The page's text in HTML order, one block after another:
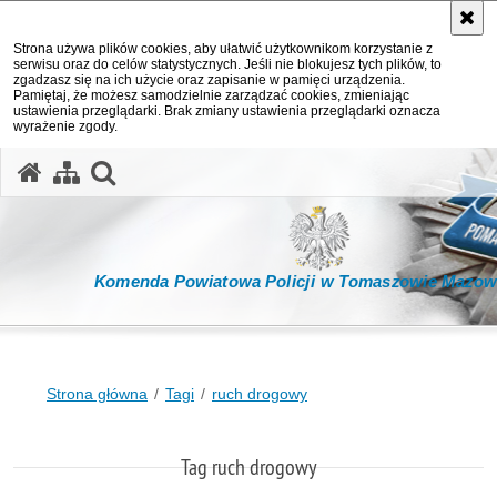
Strona używa plików cookies, aby ułatwić użytkownikom korzystanie z
serwisu oraz do celów statystycznych. Jeśli nie blokujesz tych plików, to
zgadzasz się na ich użycie oraz zapisanie w pamięci urządzenia.
Pamiętaj, że możesz samodzielnie zarządzać cookies, zmieniając
ustawienia przeglądarki. Brak zmiany ustawienia przeglądarki oznacza
wyrażenie zgody.
Komenda Powiatowa Policji w Tomaszowie
Strona główna Tagi ruch drogowy
Tag ruch drogowy